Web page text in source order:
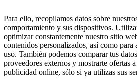
Para ello, recopilamos datos sobre
comportamiento y sus dispositivos.
optimizar constantemente nuestro sitio
contenidos personalizados, así como para
uso. También podemos comparar tus
proveedores externos y mostrarte ofertas
publicidad online, sólo si ya utilizas sus